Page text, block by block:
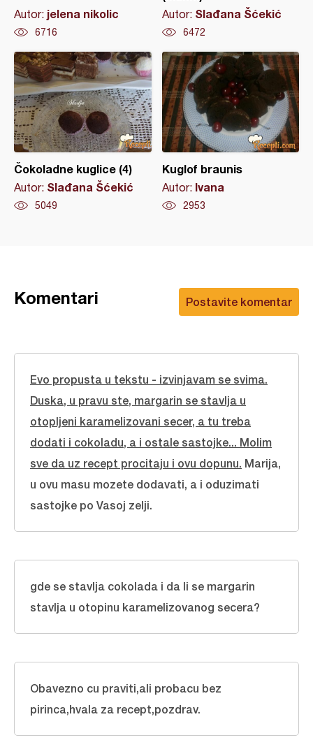
Autor: jelena nikolic
6716
Autor: Slađana Šćekić
6472
Čokoladne kuglice (4)
Autor: Slađana Šćekić
5049
Kuglof braunis
Autor: Ivana
2953
Postavite komentar
Komentari
Evo propusta u tekstu - izvinjavam se svima.
Duska, u pravu ste, margarin se stavlja u
otopljeni karamelizovani secer, a tu treba
dodati i cokoladu, a i ostale sastojke... Molim
sve da uz recept procitaju i ovu dopunu. Marija,
u ovu masu mozete dodavati, a i oduzimati
sastojke po Vasoj zelji.
gde se stavlja cokolada i da li se margarin
stavlja u otopinu karamelizovanog secera?
Obavezno cu praviti,ali probacu bez
pirinca,hvala za recept,pozdrav.